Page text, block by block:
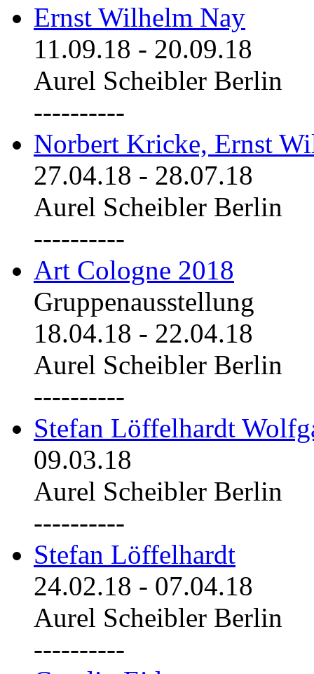
Ernst Wilhelm Nay
11.09.18 - 20.09.18
Aurel Scheibler Berlin
----------
Norbert Kricke, Ernst
27.04.18 - 28.07.18
Aurel Scheibler Berlin
----------
Art Cologne 2018
Gruppenausstellung
18.04.18 - 22.04.18
Aurel Scheibler Berlin
----------
Stefan Löffelhardt
09.03.18
Aurel Scheibler Berlin
----------
Stefan Löffelhardt
24.02.18 - 07.04.18
Aurel Scheibler Berlin
----------